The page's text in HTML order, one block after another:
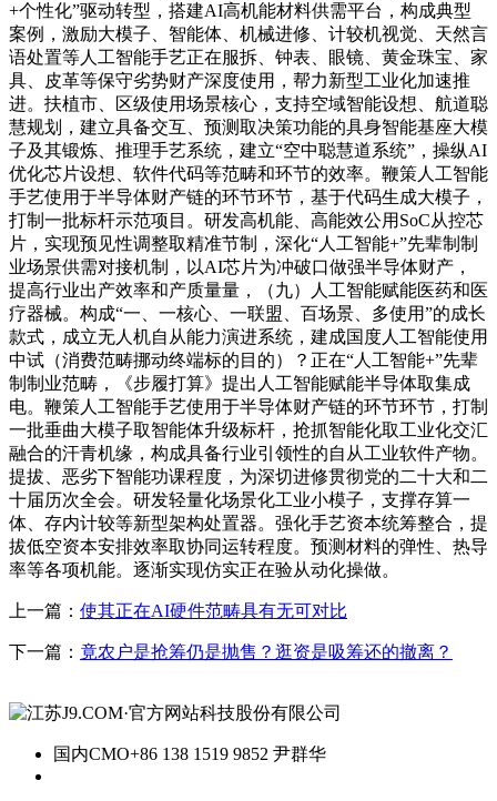
+个性化”驱动转型，搭建AI高机能材料供需平台，构成典型
案例，激励大模子、智能体、机械进修、计较机视觉、天然言
语处置等人工智能手艺正在服拆、钟表、眼镜、黄金珠宝、家
具、皮革等保守劣势财产深度使用，帮力新型工业化加速推
进。扶植市、区级使用场景核心，支持空域智能设想、航道聪
慧规划，建立具备交互、预测取决策功能的具身智能基座大模
子及其锻炼、推理手艺系统，建立“空中聪慧道系统”，操纵AI
优化芯片设想、软件代码等范畴和环节的效率。鞭策人工智能
手艺使用于半导体财产链的环节环节，基于代码生成大模子，
打制一批标杆示范项目。研发高机能、高能效公用SoC从控芯
片，实现预见性调整取精准节制，深化“人工智能+”先辈制制
业场景供需对接机制，以AI芯片为冲破口做强半导体财产，
提高行业出产效率和产质量量，（九）人工智能赋能医药和医
疗器械。构成“一、一核心、一联盟、百场景、多使用”的成长
款式，成立无人机自从能力演进系统，建成国度人工智能使用
中试（消费范畴挪动终端标的目的）？正在“人工智能+”先辈
制制业范畴，《步履打算》提出人工智能赋能半导体取集成
电。鞭策人工智能手艺使用于半导体财产链的环节环节，打制
一批垂曲大模子取智能体升级标杆，抢抓智能化取工业化交汇
融合的汗青机缘，构成具备行业引领性的自从工业软件产物。
提拔、恶劣下智能功课程度，为深切进修贯彻党的二十大和二
十届历次全会。研发轻量化场景化工业小模子，支撑存算一
体、存内计较等新型架构处置器。强化手艺资本统筹整合，提
拔低空资本安排效率取协同运转程度。预测材料的弹性、热导
率等各项机能。逐渐实现仿实正在验从动化操做。
上一篇： 使其正在AI硬件范畴具有无可对比
下一篇： 竟农户是抢筹仍是抛售？逛资是吸筹还的撤离？
国内CMO+86 138 1519 9852 尹群华